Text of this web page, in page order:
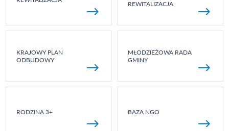
REWITALIZACJA
KRAJOWY PLAN
ODBUDOWY
MŁODZIEŻOWA RADA
GMINY
RODZINA 3+ BAZA NGO